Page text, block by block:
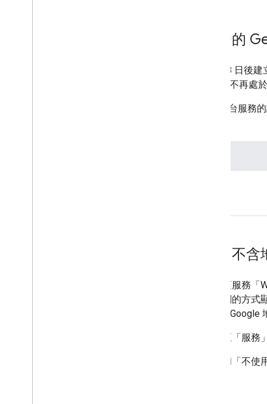
適用於歐洲經濟區客戶的
這些調整適用於 (a) 2025 年 7 月 8 日後
戶，和/或 (b) 2025 年 7 月 8 日後不再處於
下表摘要說明各項 Google 地圖平台服務
「含有任何地圖」和「不
EEA 條款的變更會影響您使用這項服務
上、旁邊或以與任何地圖視覺相關的方
容 (除非所連結的特定地圖是適用 Google
為求清楚明確，您可以繼續連結至「服
以下範例說明「使用任何地圖」和「不